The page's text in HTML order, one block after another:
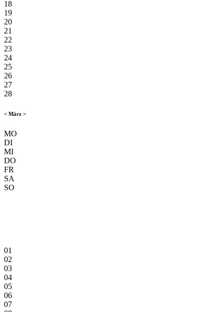
18
19
20
21
22
23
24
25
26
27
28
< März >
MO
DI
MI
DO
FR
SA
SO
01
02
03
04
05
06
07